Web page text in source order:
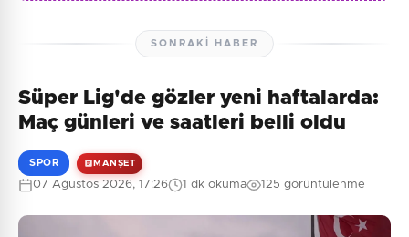
SONRAKI HABER
Süper Lig'de gözler yeni haftalarda:
Maç günleri ve saatleri belli oldu
SPOR MANŞET
07 Ağustos 2026, 17:26 1 dk okuma 125 görüntülenme